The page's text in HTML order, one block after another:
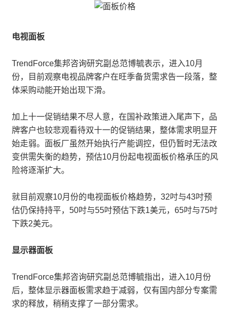
电视面板
TrendForce集邦咨询研究副总范博毓表示，进入10月
份，目前观察电视品牌客户在旺季备货需求告一段落，整
体采购动能开始出现下滑。
加上十一促销结果不尽人意，在国补政策进入尾声下，品
牌客户也较悲观看待双十一的促销结果，整体需求明显开
始走弱。面板厂虽然开始执行产能调控，但仍暂时无法改
变供需失衡的趋势，预估10月份起电视面板价格承压的风
险将逐渐扩大。
就目前观察10月份的电视面板价格趋势，32吋与43吋预
估仍保持持平，50吋与55吋预估下跌1美元，65吋与75吋
下跌2美元。
显示器面板
TrendForce集邦咨询研究副总范博毓指出，进入10月份
后，整体显示器面板需求趋于减弱，仅有国内部分专案需
求的释放，稍稍支撑了一部分需求。